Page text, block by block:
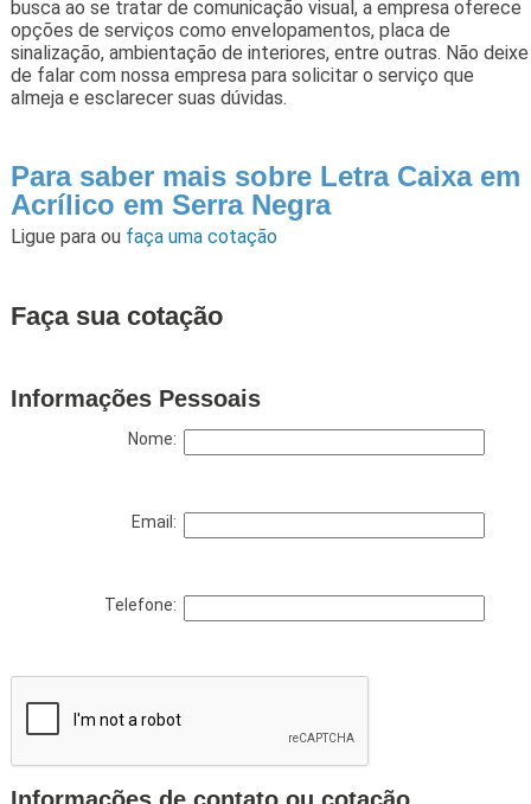
busca ao se tratar de comunicação visual, a empresa oferece
opções de serviços como envelopamentos, placa de
sinalização, ambientação de interiores, entre outras. Não deixe
de falar com nossa empresa para solicitar o serviço que
almeja e esclarecer suas dúvidas.
Para saber mais sobre Letra Caixa em
Acrílico em Serra Negra
Ligue para ou faça uma cotação
Faça sua cotação
Informações Pessoais
Nome:
Email:
Telefone: